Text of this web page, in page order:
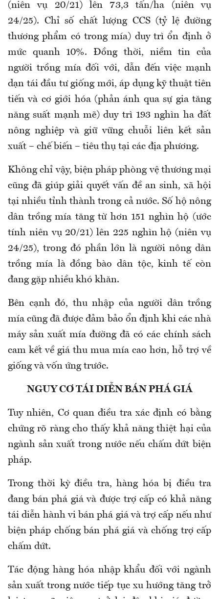
(niên vụ 20/21) lên 73,3 tấn/ha (niên vụ
24/25). Chỉ số chất lượng CCS (tỷ lệ đường
thương phẩm có trong mía) duy trì ổn định ở
mức quanh 10%. Đồng thời, niềm tin của
người trồng mía đối với, dẫn đến việc mạnh
dạn tái đầu tư giống mới, áp dụng kỹ thuật tiên
tiến và cơ giới hóa (phản ánh qua sự gia tăng
năng suất mạnh mẽ) duy trì 193 nghìn ha đất
nông nghiệp và giữ vững chuỗi liên kết sản
xuất – chế biến – tiêu thụ tại các địa phương.
Không chỉ vậy, biện pháp phòng vệ thương mại
cũng đã giúp giải quyết vấn đề an sinh, xã hội
tại nhiều tỉnh thành trong cả nước. Số hộ nông
dân trồng mía tăng từ hơn 151 nghìn hộ (ước
tính niên vụ 20/21) lên 225 nghìn hộ (niên vụ
24/25), trong đó phần lớn là người nông dân
trồng mía là đồng bào dân tộc, kinh tế còn
đang gặp nhiều khó khăn.
Bên cạnh đó, thu nhập của người dân trồng
mía cũng đã được đảm bảo ổn định khi các nhà
máy sản xuất mía đường đã có các chính sách
cam kết về giá thu mua mía cao hơn, hỗ trợ về
giống và vốn ứng trước.
NGUY CƠ TÁI DIỄN BÁN PHÁ GIÁ
Tuy nhiên, Cơ quan điều tra xác định có bằng
chứng rõ ràng cho thấy khả năng thiệt hại của
ngành sản xuất trong nước nếu chấm dứt biện
pháp.
Trong thời kỳ điều tra, hàng hóa bị điều tra
đang bán phá giá và được trợ cấp có khả năng
tái diễn hành vi bán phá giá và trợ cấp nếu như
biện pháp chống bán phá giá và chống trợ cấp
chấm dứt.
Tác động hàng hóa nhập khẩu đối với ngành
sản xuất trong nước tiếp tục xu hướng tăng trở